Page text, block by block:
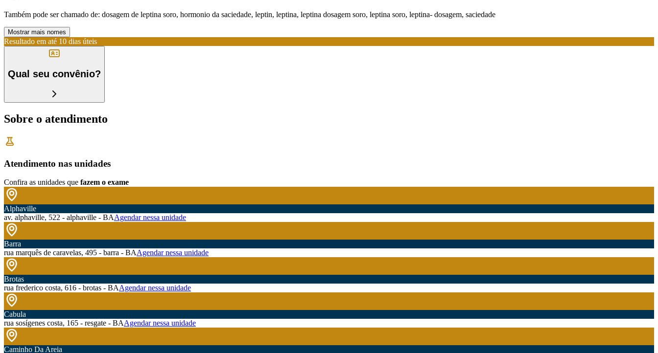
Também pode ser chamado de: dosagem de leptina soro, hormonio da saciedade, leptin, leptina, leptina dosagem soro, leptina soro, leptina- dosagem, saciedade
Mostrar mais nomes
Resultado em até 10 dias úteis
Qual seu convênio?
Sobre o atendimento
Atendimento nas unidades
Confira as unidades que fazem o exame
Alphaville
av. alphaville, 522 - alphaville - BAAgendar nessa unidade
Barra
rua marquês de caravelas, 495 - barra - BAAgendar nessa unidade
Brotas
rua frederico costa, 616 - brotas - BAAgendar nessa unidade
Cabula
rua sosígenes costa, 165 - resgate - BAAgendar nessa unidade
Caminho Da Areia